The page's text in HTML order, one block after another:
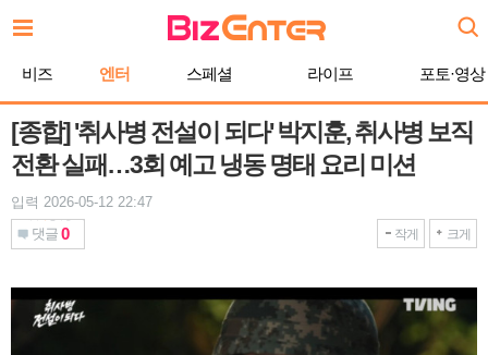
문
기
비즈 엔터 스페셜 라이프 포토·영상
[종합] '취사병 전설이 되다' 박지훈, 취사병 보직
전환 실패…3회 예고 냉동 명태 요리 미션
입력 2026-05-12 22:47
댓글 0 작게 크게